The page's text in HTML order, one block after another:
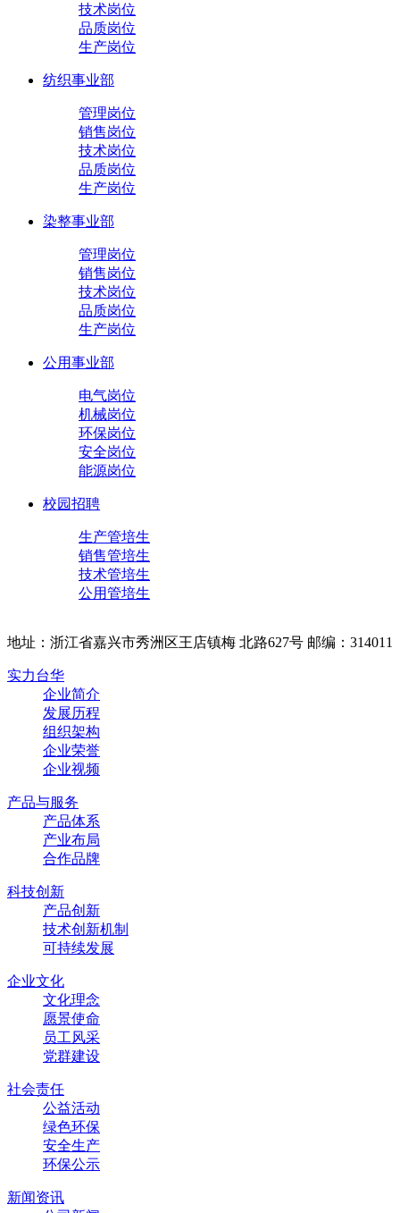
技术岗位
品质岗位
生产岗位
纺织事业部
管理岗位
销售岗位
技术岗位
品质岗位
生产岗位
染整事业部
管理岗位
销售岗位
技术岗位
品质岗位
生产岗位
公用事业部
电气岗位
机械岗位
环保岗位
安全岗位
能源岗位
校园招聘
生产管培生
销售管培生
技术管培生
公用管培生
地址：浙江省嘉兴市秀洲区王店镇梅 北路627号 邮编：314011
实力台华
企业简介
发展历程
组织架构
企业荣誉
企业视频
产品与服务
产品体系
产业布局
合作品牌
科技创新
产品创新
技术创新机制
可持续发展
企业文化
文化理念
愿景使命
员工风采
党群建设
社会责任
公益活动
绿色环保
安全生产
环保公示
新闻资讯